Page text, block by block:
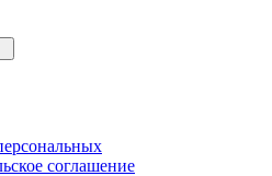
соглашение